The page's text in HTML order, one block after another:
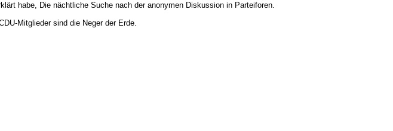
habe, Die nächtliche Suche nach der anonymen Diskussion in Parteiforen.
Mitglieder sind die Neger der Erde.